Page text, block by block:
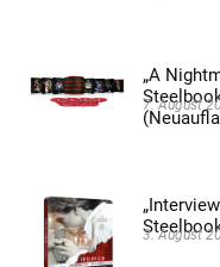
„A
7. August
3. August